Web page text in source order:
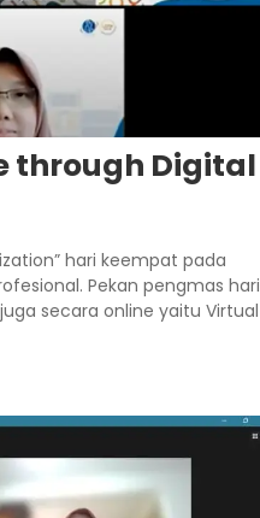
through Digital
hari keempat pada
Pekan pengmas hari
secara online yaitu Virtual